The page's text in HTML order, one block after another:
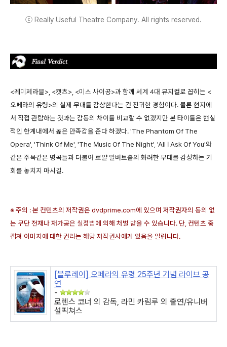
ⓒ Really Useful Theatre Company. All rights reserved.
<레미제라블>, <캣츠>, <미스 사이공>과 함께 세계 4대 뮤지컬로 꼽히는 <
오페라의 유령>의 실제 무대를 감상한다는 건 진귀한 경험이다. 물론 현지에
서 직접 관람하는 것과는 감동의 차이를 비교할 수 없겠지만 본 타이틀은 현실
적인 한계내에서 높은 만족감을 준다 하겠다. 'The Phantom Of The
Opera', 'Think Of Me', 'The Music Of The Night', 'All I Ask Of You'와
같은 주옥같은 명곡들과 더불어 로얄 알버트홀의 화려한 무대를 감상하는 기
회를 놓치지 마시길.
※ 주의 : 본 컨텐츠의 저작권은 dvdprime.com에 있으며 저작권자의 동의 없
는 무단 전재나 재가공은 실정법에 의해 처벌 받을 수 있습니다. 단, 컨텐츠 중
캡쳐 이미지에 대한 권리는 해당 저작권사에게 있음을 알립니다.
[블루레이] 오페라의 유령 25주년 기념 라이브 공
연
-
로렌스 코너 외 감독, 라민 카림루 외 출연/유니버
설픽쳐스